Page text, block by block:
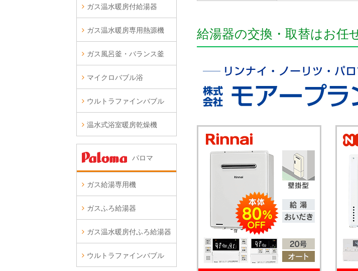
給湯器の交換・取替はお任
ガス温水暖房付給湯器
ガス温水暖房専用熱源機
ガス風呂釜・バランス釜
マイクロバブル浴
ウルトラファインバブル
温水式浴室暖房乾燥機
パロマ
ガス給湯専用機
ガスふろ給湯器
ガス温水暖房付ふろ給湯器
ウルトラファインバブル